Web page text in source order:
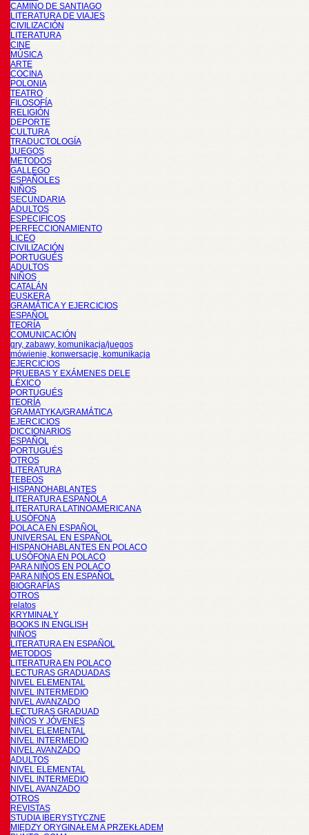
CAMINO DE SANTIAGO
LITERATURA DE VIAJES
CIVILIZACIÓN
LITERATURA
CINE
MÚSICA
ARTE
COCINA
POLONIA
TEATRO
FILOSOFÍA
RELIGIÓN
DEPORTE
CULTURA
TRADUCTOLOGÍA
JUEGOS
METODOS
GALLEGO
ESPAÑOLES
NIÑOS
SECUNDARIA
ADULTOS
ESPECIFICOS
PERFECCIONAMIENTO
LICEO
CIVILIZACIÓN
PORTUGUÉS
ADULTOS
NIÑOS
CATALÁN
EUSKERA
GRAMÁTICA Y EJERCICIOS
ESPAÑOL
TEORÍA
COMUNICACIÓN
gry, zabawy, komunikacja/juegos
mówienie, konwersacje, komunikacja
EJERCICIOS
PRUEBAS Y EXÁMENES DELE
LÉXICO
PORTUGUÉS
TEORÍA
GRAMATYKA/GRAMÁTICA
EJERCICIOS
DICCIONARIOS
ESPAÑOL
PORTUGUÉS
OTROS
LITERATURA
TEBEOS
HISPANOHABLANTES
LITERATURA ESPAÑOLA
LITERATURA LATINOAMERICANA
LUSÓFONA
POLACA EN ESPAÑOL
UNIVERSAL EN ESPAÑOL
HISPANOHABLANTES EN POLACO
LUSÓFONA EN POLACO
PARA NIÑOS EN POLACO
PARA NIÑOS EN ESPAÑOL
BIOGRAFÍAS
OTROS
relatos
KRYMINAŁY
BOOKS IN ENGLISH
NIÑOS
LITERATURA EN ESPAÑOL
METODOS
LITERATURA EN POLACO
LECTURAS GRADUADAS
NIVEL ELEMENTAL
NIVEL INTERMEDIO
NIVEL AVANZADO
LECTURAS GRADUAD
NIÑOS Y JÓVENES
NIVEL ELEMENTAL
NIVEL INTERMEDIO
NIVEL AVANZADO
ADULTOS
NIVEL ELEMENTAL
NIVEL INTERMEDIO
NIVEL AVANZADO
OTROS
REVISTAS
STUDIA IBERYSTYCZNE
MIĘDZY ORYGINAŁEM A PRZEKŁADEM